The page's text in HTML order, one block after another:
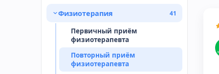
Физиотерапия 41
Первичный приём
физиотерапевта
Повторный приём
физиотерапевта